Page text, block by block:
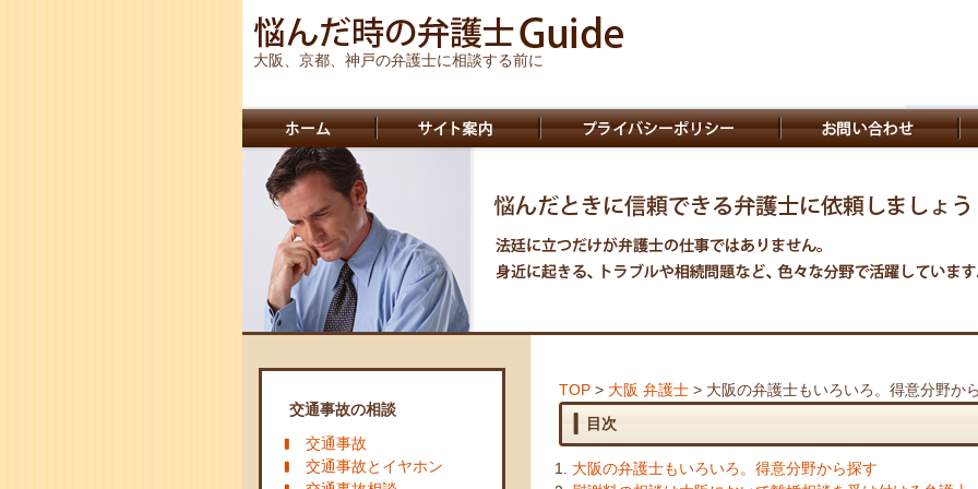
大阪、京都、神戸の弁護士に相談する前に
交通事故の相談
交通事故
交通事故とイヤホン
TOP > 大阪 弁護士 > 大阪の弁護士もいろいろ。得意分野か
目次
大阪の弁護士もいろいろ。得意分野から探す